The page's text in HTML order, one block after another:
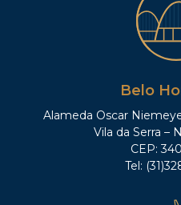
Belo
Alameda Oscar
Vila da Serra –
CEP:
Tel: